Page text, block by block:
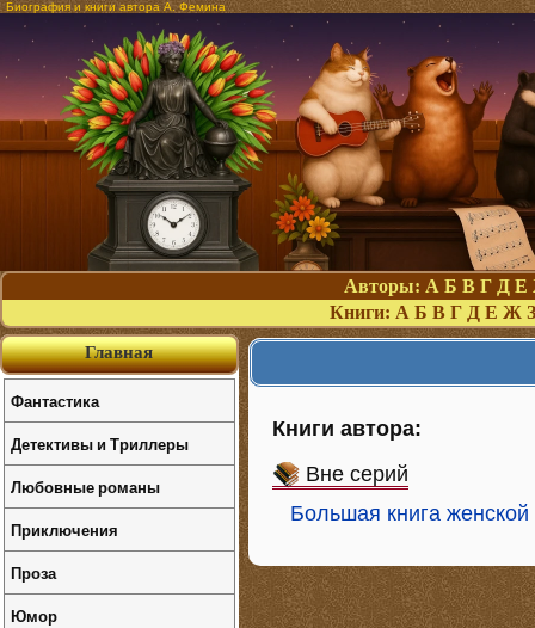
Биография и книги автора А. Фемина
Авторы: А Б В Г Д Е
Книги: А Б В Г Д Е Ж З
Книги автора:
Вне серий
Большая книга женской
Главная
Фантастика
Детективы и Триллеры
Любовные романы
Приключения
Проза
Юмор